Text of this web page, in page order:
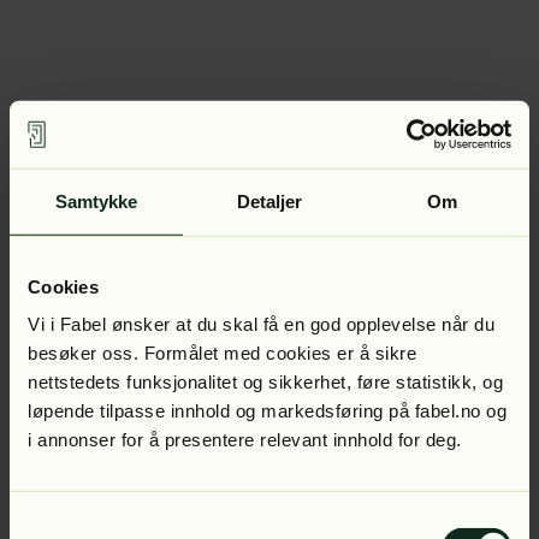
Samtykke Detaljer Om
Cookies
Vi i Fabel ønsker at du skal få en god opplevelse når du
besøker oss. Formålet med cookies er å sikre
nettstedets funksjonalitet og sikkerhet, føre statistikk, og
løpende tilpasse innhold og markedsføring på fabel.no og
i annonser for å presentere relevant innhold for deg.